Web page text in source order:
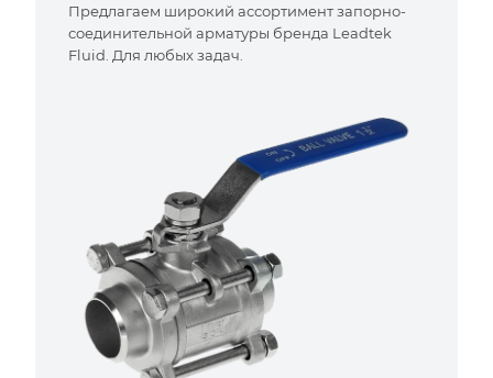
Предлагаем широкий ассортимент запорно-
соединительной арматуры бренда Leadtek
Fluid. Для любых задач.